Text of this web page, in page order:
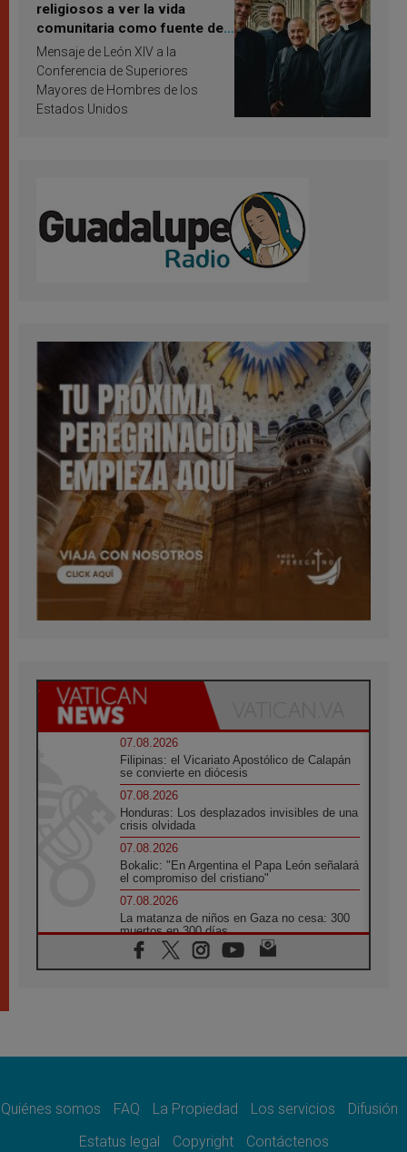
religiosos a ver la vida
comunitaria como fuente de
inspiración y santificación
Mensaje de León XIV a la
Conferencia de Superiores
Mayores de Hombres de los
Estados Unidos
07.08.2026
Filipinas: el Vicariato Apostólico de Calapán
se convierte en diócesis
07.08.2026
Honduras: Los desplazados invisibles de una
crisis olvidada
07.08.2026
Bokalic: "En Argentina el Papa León señalará
el compromiso del cristiano"
07.08.2026
La matanza de niños en Gaza no cesa: 300
muertos en 300 días
07.08.2026
Tagle: La guerra desfigura el mundo, solo la
como misión al servicio del Evangelio
SIGNIS 2026, dar voz a las religiosas en el
Quiénes somos FAQ La Propiedad Los servicios
Difusión
Estatus legal
Copyright Contáctenos